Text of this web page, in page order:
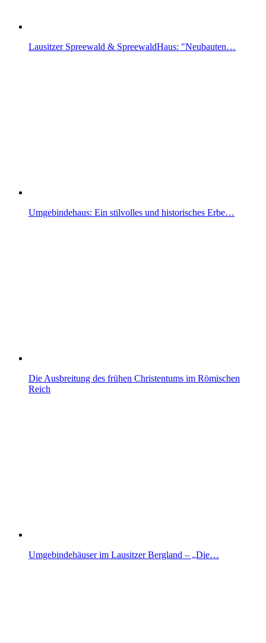
Lausitzer Spreewald & SpreewaldHaus: "Neubauten…
Umgebindehaus: Ein stilvolles und historisches Erbe…
Die Ausbreitung des frühen Christentums im Römischen
Reich
Umgebindehäuser im Lausitzer Bergland – „Die…